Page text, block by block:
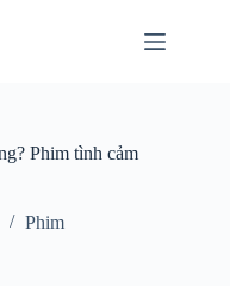
Phim tình cảm
Phim